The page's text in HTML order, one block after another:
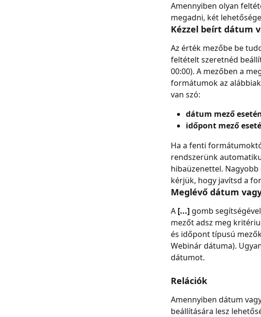
Amennyiben olyan
megadni, két
Kézzel beírt dátum
Az érték mezőbe be
feltételt szeretnéd
00:00). A mezőben a
formátumok az
van szó:
dátum mező
időpont mező
Ha a fenti
rendszerünk
hibaüzenettel.
kérjük, hogy javítsd a
Meglévő dátum
A [...] gomb
mezőt adsz meg
és időpont típusú
Webinár dátuma).
dátumot.
Relációk
Amennyiben dátum
beállítására lesz